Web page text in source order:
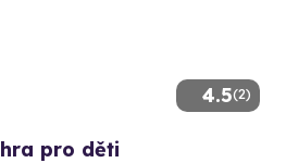
4.5(2)
pro děti